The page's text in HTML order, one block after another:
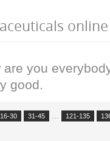
online
you
good.
16-30 31-45 ... 121-135